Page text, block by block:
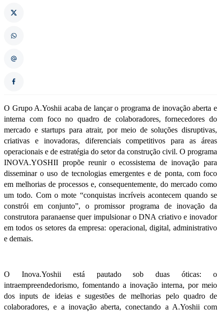
O Grupo A.Yoshii acaba de lançar o programa de inovação aberta e
interna com foco no quadro de colaboradores, fornecedores do
mercado e startups para atrair, por meio de soluções disruptivas,
criativas e inovadoras, diferenciais competitivos para as áreas
operacionais e de estratégia do setor da construção civil. O programa
INOVA.YOSHII propõe reunir o ecossistema de inovação para
disseminar o uso de tecnologias emergentes e de ponta, com foco
em melhorias de processos e, consequentemente, do mercado como
um todo. Com o mote “conquistas incríveis acontecem quando se
constrói em conjunto”, o promissor programa de inovação da
construtora paranaense quer impulsionar o DNA criativo e inovador
em todos os setores da empresa: operacional, digital, administrativo
e demais.
O Inova.Yoshii está pautado sob duas óticas: o
intraempreendedorismo, fomentando a inovação interna, por meio
dos inputs de ideias e sugestões de melhorias pelo quadro de
colaboradores, e a inovação aberta, conectando a A.Yoshii com